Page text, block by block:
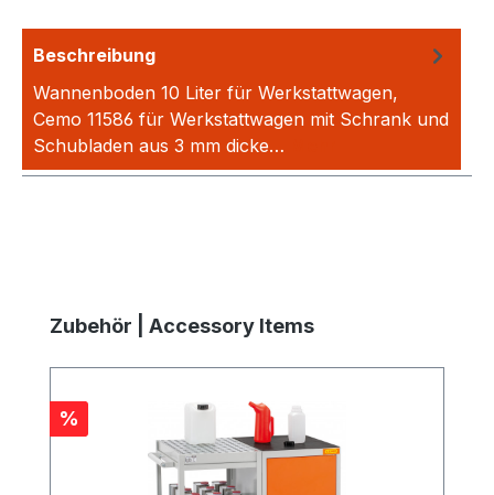
Beschreibung
Wannenboden 10 Liter für Werkstattwagen,
Cemo 11586 für Werkstattwagen mit Schrank und
Schubladen aus 3 mm dicke…
Produktgalerie überspringen
Zubehör | Accessory Items
Rabatt
%